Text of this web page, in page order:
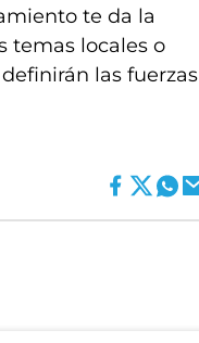
te da la
temas locales o
las fuerzas